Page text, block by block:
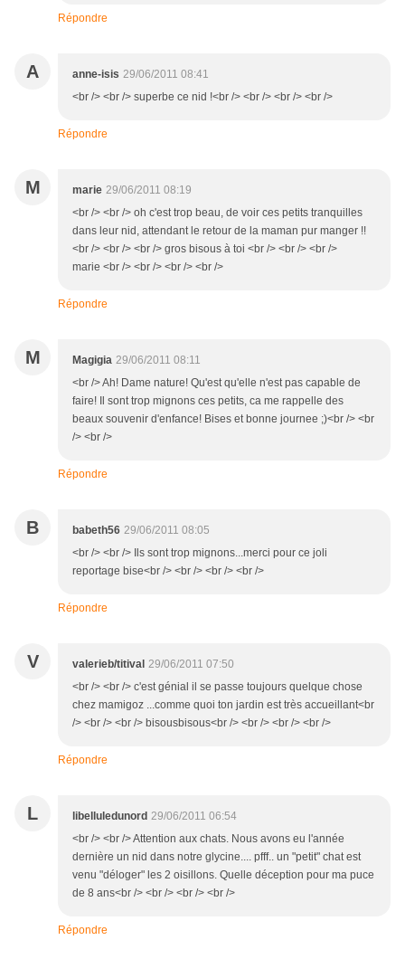
Répondre
A anne-isis 29/06/2011 08:41
<br /> <br /> superbe ce nid !<br /> <br /> <br /> <br />
Répondre
M marie 29/06/2011 08:19
<br /> <br /> oh c'est trop beau, de voir ces petits tranquilles
dans leur nid, attendant le retour de la maman pur manger !!
<br /> <br /> <br /> gros bisous à toi <br /> <br /> <br />
marie <br /> <br /> <br /> <br />
Répondre
M Magigia 29/06/2011 08:11
<br /> Ah! Dame nature! Qu'est qu'elle n'est pas capable de
faire! Il sont trop mignons ces petits, ca me rappelle des
beaux souvenir d'enfance! Bises et bonne journee ;)<br /> <br
/> <br />
Répondre
B babeth56 29/06/2011 08:05
<br /> <br /> Ils sont trop mignons...merci pour ce joli
reportage bise<br /> <br /> <br /> <br />
Répondre
V valerieb/titival 29/06/2011 07:50
<br /> <br /> c'est génial il se passe toujours quelque chose
chez mamigoz ...comme quoi ton jardin est très accueillant<br
/> <br /> <br /> bisousbisous<br /> <br /> <br /> <br />
Répondre
L libelluledunord 29/06/2011 06:54
<br /> <br /> Attention aux chats. Nous avons eu l'année
dernière un nid dans notre glycine.... pfff.. un "petit" chat est
venu "déloger" les 2 oisillons. Quelle déception pour ma puce
de 8 ans<br /> <br /> <br /> <br />
Répondre